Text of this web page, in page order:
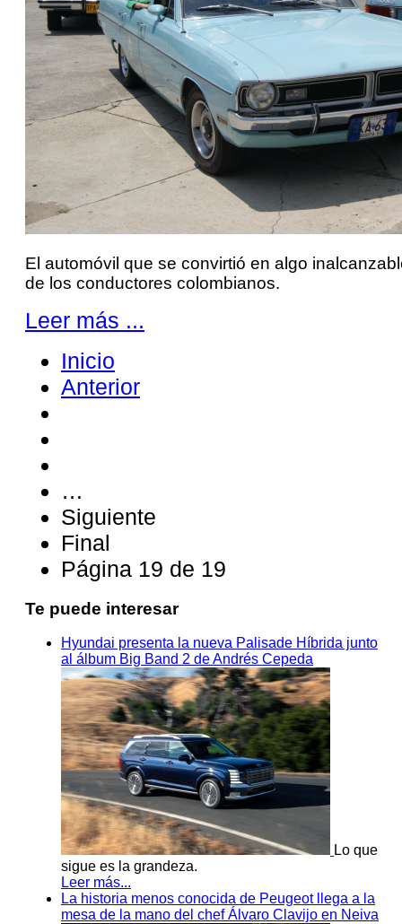
El automóvil que se convirtió en algo
de los conductores colombianos.
Leer más ...
Inicio
Anterior
…
Siguiente
Final
Página 19 de 19
Te puede interesar
Hyundai presenta la nueva Palisade Híbrida junto
al álbum Big Band 2 de Andrés Cepeda
Lo que
sigue es la grandeza.
Leer más...
La historia menos conocida de Peugeot llega a la
mesa de la mano del chef Álvaro Clavijo en Neiva